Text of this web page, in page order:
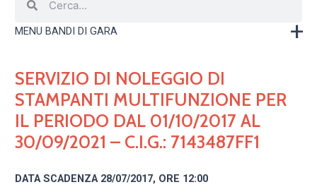
MENU BANDI DI GARA
SERVIZIO DI NOLEGGIO DI
STAMPANTI MULTIFUNZIONE PER
IL PERIODO DAL 01/10/2017 AL
30/09/2021 – C.I.G.: 7143487FF1
DATA SCADENZA 28/07/2017, ORE 12:00